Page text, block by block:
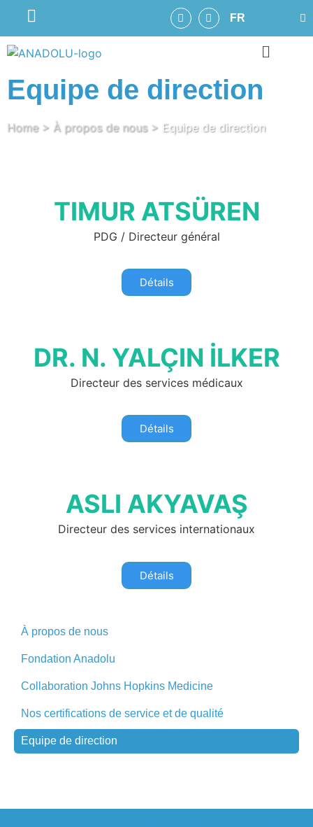
FR
Equipe de direction
Home > À propos de nous > Equipe de direction
À propos de nous
Fondation Anadolu
Collaboration Johns Hopkins Medicine
Nos certifications de service et de qualité
Equipe de direction
TIMUR ATSÜREN
PDG / Directeur général
Détails
DR. N. YALÇIN İLKER
Directeur des services médicaux
Détails
ASLI AKYAVAŞ
Directeur des services internationaux
Détails